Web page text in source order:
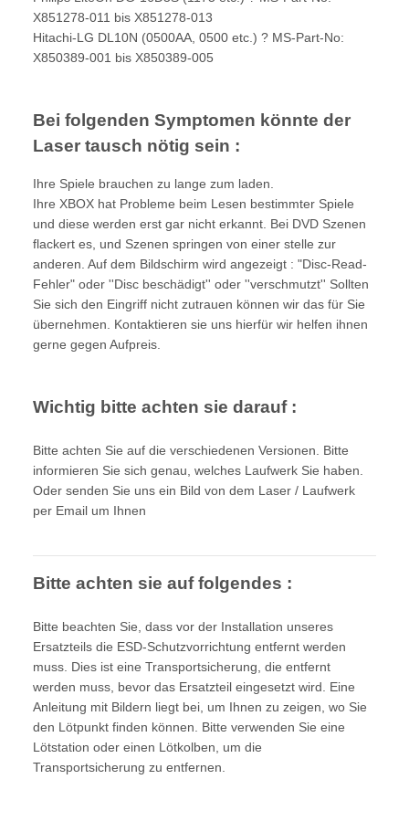
X851278-011 bis X851278-013
Hitachi-LG DL10N (0500AA, 0500 etc.) ? MS-Part-No:
X850389-001 bis X850389-005
Bei folgenden Symptomen könnte der
Laser tausch nötig sein :
Ihre Spiele brauchen zu lange zum laden.
Ihre XBOX hat Probleme beim Lesen bestimmter Spiele
und diese werden erst gar nicht erkannt. Bei DVD Szenen
flackert es, und Szenen springen von einer stelle zur
anderen. Auf dem Bildschirm wird angezeigt : "Disc-Read-
Fehler" oder ''Disc beschädigt'' oder ''verschmutzt'' Sollten
Sie sich den Eingriff nicht zutrauen können wir das für Sie
übernehmen. Kontaktieren sie uns hierfür wir helfen ihnen
gerne gegen Aufpreis.
Wichtig bitte achten sie darauf :
Bitte achten Sie auf die verschiedenen Versionen. Bitte
informieren Sie sich genau, welches Laufwerk Sie haben.
Oder senden Sie uns ein Bild von dem Laser / Laufwerk
per Email um Ihnen
Bitte achten sie auf folgendes :
Bitte beachten Sie, dass vor der Installation unseres
Ersatzteils die ESD-Schutzvorrichtung entfernt werden
muss. Dies ist eine Transportsicherung, die entfernt
werden muss, bevor das Ersatzteil eingesetzt wird. Eine
Anleitung mit Bildern liegt bei, um Ihnen zu zeigen, wo Sie
den Lötpunkt finden können. Bitte verwenden Sie eine
Lötstation oder einen Lötkolben, um die
Transportsicherung zu entfernen.